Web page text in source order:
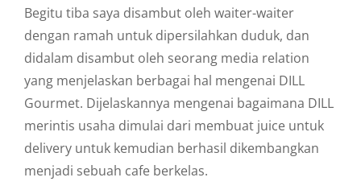
Begitu tiba saya disambut oleh waiter-waiter
dengan ramah untuk dipersilahkan duduk, dan
didalam disambut oleh seorang media relation
yang menjelaskan berbagai hal mengenai DILL
Gourmet. Dijelaskannya mengenai bagaimana DILL
merintis usaha dimulai dari membuat juice untuk
delivery untuk kemudian berhasil dikembangkan
menjadi sebuah cafe berkelas.